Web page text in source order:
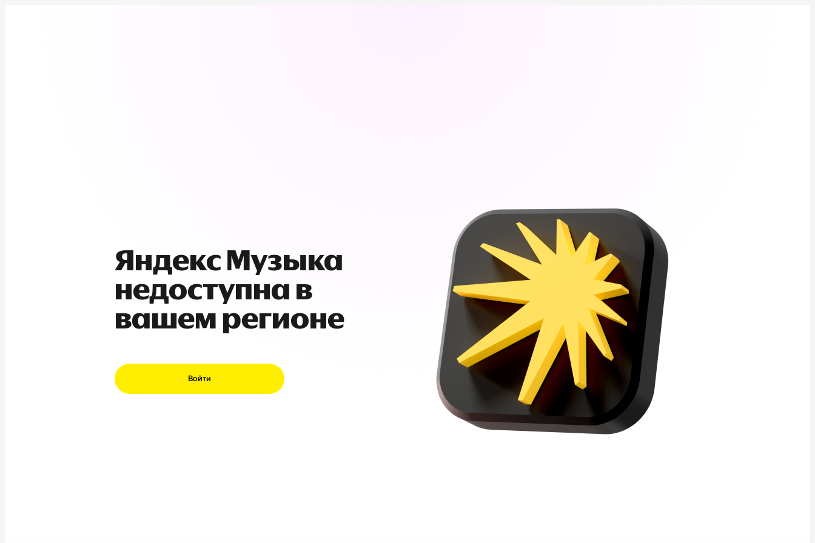
Яндекс Музыка
недоступна в
вашем регионе
Войти